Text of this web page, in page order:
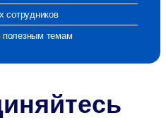
сотрудников
полезным темам